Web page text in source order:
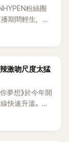
粉絲圈
期間輕生，最
絲湧入社群平
激吻尺度太猛
夢想》於今年開
快速升溫。最
床戲橋段，讓